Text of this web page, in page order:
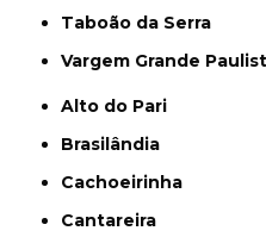
Taboão da Serra
Vargem Grande
Alto do Pari
Brasilândia
Cachoeirinha
Cantareira